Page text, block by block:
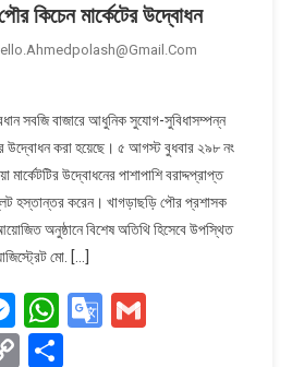
কিচেন মার্কেটের উদ্বোধন
সবজি বাজারে আধুনিক সুযোগ-সুবিধাসম্পন্ন
এর উদ্বোধন করা হয়েছে। ৫ আগস্ট বুধবার ২৯৮ নং
উদ্বোধনের পাশাপাশি বরাদ্দপ্রাপ্ত
হস্তান্তর করেন। খাগড়াছড়ি পৌর প্রশাসক
অনুষ্ঠানে বিশেষ অতিথি হিসেবে উপস্থিত
মো. […]
Messenger
WhatsApp
Google
Gmail
CopyShare